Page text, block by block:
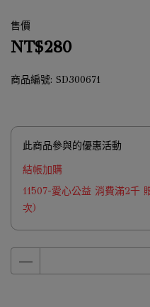
售價
NT$280
商品編號: SD300671
此商品參與的優惠活動
結帳加購
11507-愛心公益 消費滿2千
次)